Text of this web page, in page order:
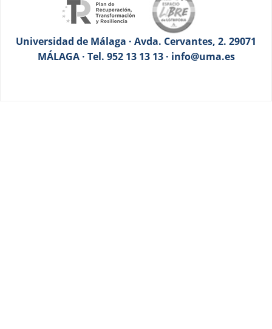
Universidad de Málaga · Avda. Cervantes, 2. 29071
MÁLAGA · Tel. 952 13 13 13 · info@uma.es